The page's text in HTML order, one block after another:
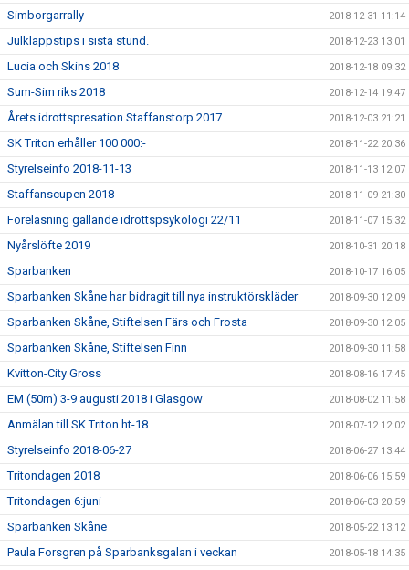
Simborgarrally 2018-12-31 11:14
Julklappstips i sista stund. 2018-12-23 13:01
Lucia och Skins 2018 2018-12-18 09:32
Sum-Sim riks 2018 2018-12-14 19:47
Årets idrottspresation Staffanstorp 2017 2018-12-03 21:21
SK Triton erhåller 100 000:- 2018-11-22 20:36
Styrelseinfo 2018-11-13 2018-11-13 12:07
Staffanscupen 2018 2018-11-09 21:30
Föreläsning gällande idrottspsykologi 22/11 2018-11-07 15:32
Nyårslöfte 2019 2018-10-31 20:18
Sparbanken 2018-10-17 16:05
Sparbanken Skåne har bidragit till nya instruktörskläder 2018-09-30 12:09
Sparbanken Skåne, Stiftelsen Färs och Frosta 2018-09-30 12:05
Sparbanken Skåne, Stiftelsen Finn 2018-09-30 11:58
Kvitton-City Gross 2018-08-16 17:45
EM (50m) 3-9 augusti 2018 i Glasgow 2018-08-02 11:58
Anmälan till SK Triton ht-18 2018-07-12 12:02
Styrelseinfo 2018-06-27 2018-06-27 13:44
Tritondagen 2018 2018-06-06 15:59
Tritondagen 6:juni 2018-06-03 20:59
Sparbanken Skåne 2018-05-22 13:12
Paula Forsgren på Sparbanksgalan i veckan 2018-05-18 14:35